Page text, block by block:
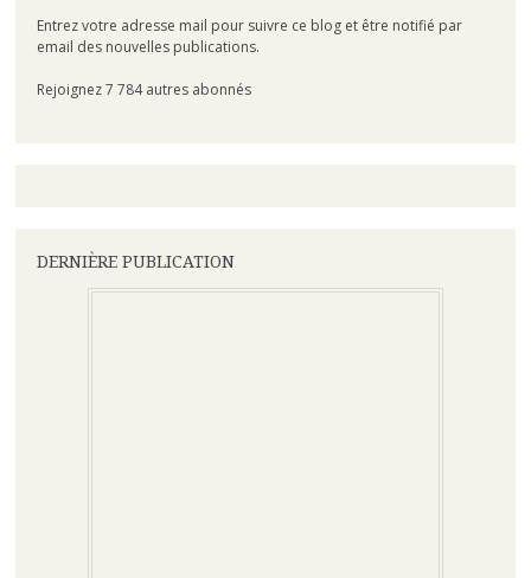
Entrez votre adresse mail pour suivre ce blog et être notifié par
email des nouvelles publications.
Rejoignez 7 784 autres abonnés
DERNIÈRE PUBLICATION